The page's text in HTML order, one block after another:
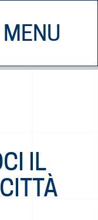
MENU
CHI SIAMO
IL